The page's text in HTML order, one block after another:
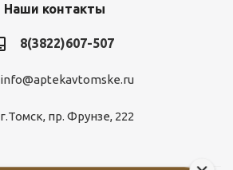
Наши контакты
8(3822)607-507
info@aptekavtomske.ru
г.Томск, пр. Фрунзе, 222